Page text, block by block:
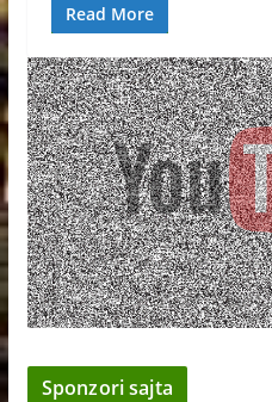
Read More
Sponzori sajta